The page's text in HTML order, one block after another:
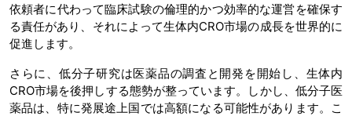
依頼者に代わって臨床試験の倫理的かつ効率的な運営を確保す
る責任があり、それによって生体内CRO市場の成長を世界的に
促進します。
さらに、低分子研究は医薬品の調査と開発を開始し、生体内
CRO市場を後押しする態勢が整っています。しかし、低分子医
薬品は、特に発展途上国では高額になる可能性があります。こ